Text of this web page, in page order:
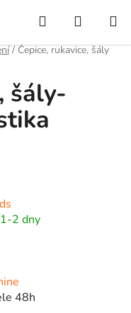
Hledat
KOŠÍK
/ Čepice, rukavice, šály
šály-
2 dny
48h